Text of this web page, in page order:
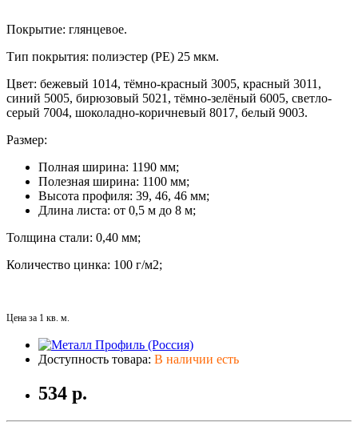
Покрытие: глянцевое.
Тип покрытия: полиэстер (РЕ) 25 мкм.
Цвет: бежевый 1014, тёмно-красный 3005, красный 3011,
синий 5005, бирюзовый 5021, тёмно-зелёный 6005, светло-
серый 7004, шоколадно-коричневый 8017, белый 9003.
Размер:
Полная ширина: 1190 мм;
Полезная ширина: 1100 мм;
Высота профиля: 39, 46, 46 мм;
Длина листа: от 0,5 м до 8 м;
Толщина стали: 0,40 мм;
Количество цинка: 100 г/м2;
Цена за 1 кв. м.
Доступность товара: В наличии есть
534 р.